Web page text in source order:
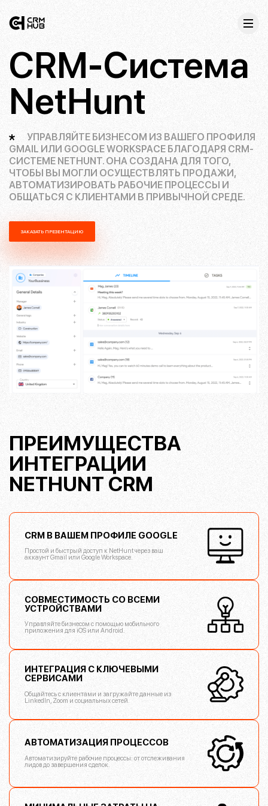
CRM-Система
NetHunt
УПРАВЛЯЙТЕ БИЗНЕСОМ ИЗ ВАШЕГО ПРОФИЛЯ
GMAIL ИЛИ GOOGLE WORKSPACE БЛАГОДАРЯ CRM-
СИСТЕМЕ NETHUNT. ОНА СОЗДАНА ДЛЯ ТОГО,
ЧТОБЫ ВЫ МОГЛИ ОСУЩЕСТВЛЯТЬ ПРОДАЖИ,
АВТОМАТИЗИРОВАТЬ РАБОЧИЕ ПРОЦЕССЫ И
ОБЩАТЬСЯ С КЛИЕНТАМИ В ПРИВЫЧНОЙ СРЕДЕ.
ЗАКАЗАТЬ ПРЕЗЕНТАЦИЮ
ПРЕИМУЩЕСТВА
ИНТЕГРАЦИИ
NETHUNT CRM
CRM В ВАШЕМ ПРОФИЛЕ GOOGLE
Простой и быстрый доступ к NetHunt через ваш
аккаунт Gmail или Google Workspace.
СОВМЕСТИМОСТЬ СО ВСЕМИ
УСТРОЙСТВАМИ
Управляйте бизнесом с помощью мобильного
приложения для iOS или Android.
ИНТЕГРАЦИЯ С КЛЮЧЕВЫМИ
СЕРВИСАМИ
Общайтесь с клиентами и загружайте данные из
LinkedIn, Zoom и социальных сетей.
АВТОМАТИЗАЦИЯ ПРОЦЕССОВ
Автоматизируйте рабочие процессы: от отслеживания
лидов до завершения сделок.